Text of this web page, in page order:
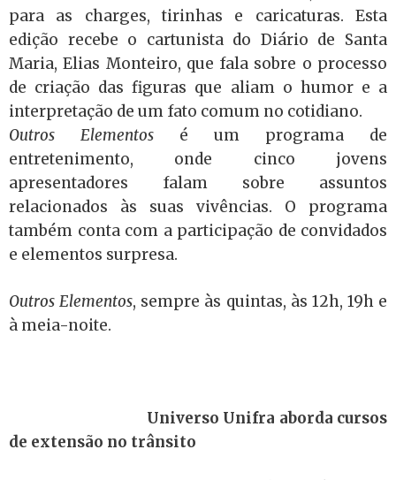
para as charges, tirinhas e caricaturas. Esta
edição recebe o cartunista do Diário de Santa
Maria, Elias Monteiro, que fala sobre o processo
de criação das figuras que aliam o humor e a
interpretação de um fato comum no cotidiano.
Outros Elementos é um programa de
entretenimento, onde cinco jovens
apresentadores falam sobre assuntos
relacionados às suas vivências. O programa
também conta com a participação de convidados
e elementos surpresa.
Outros Elementos, sempre às quintas, às 12h, 19h e
à meia-noite.
Universo Unifra aborda cursos
de extensão no trânsito